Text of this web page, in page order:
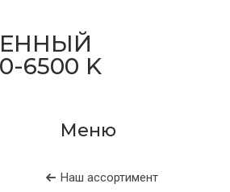
6500 K
Наш ассортимент